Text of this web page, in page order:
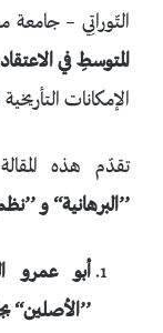
التّوراتِي –
المتوسطِ في
الإمكانات
تقدّم هذه المقالة
’’البرهانية‘‘ و
أبو عمرو